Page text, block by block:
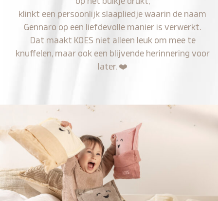
klinkt een persoonlijk slaapliedje waarin de naam
Gennaro op een liefdevolle manier is verwerkt.
Dat maakt KOES niet alleen leuk om mee te
knuffelen, maar ook een blijvende herinnering voor
later. ❤️